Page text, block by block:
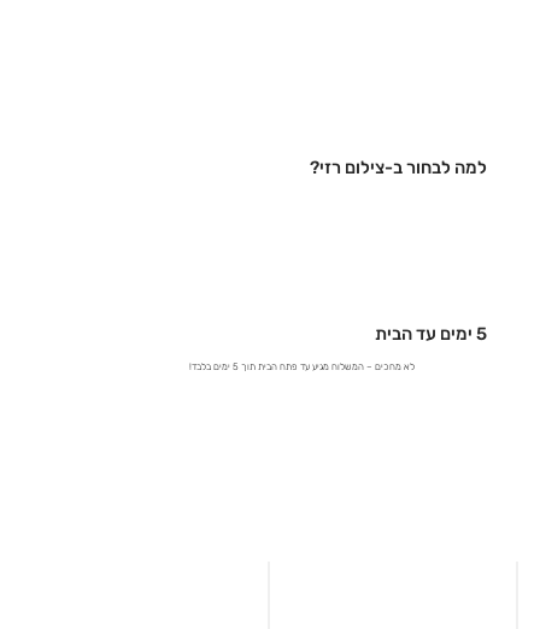
למה לבחור ב-צילום רזי?
5 ימים עד הבית
לא מחכים – המשלוח מגיע עד פתח הבית תוך 5 ימים בלבד!